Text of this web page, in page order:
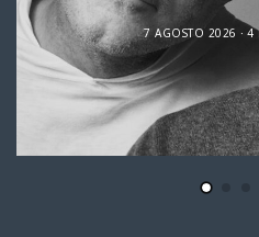
7 AGOSTO 2026 4